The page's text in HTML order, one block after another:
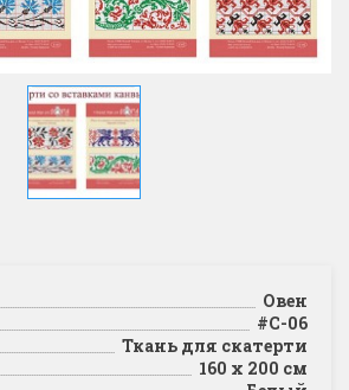
Овен
#С-06
Ткань для скатерти
160 х 200 см